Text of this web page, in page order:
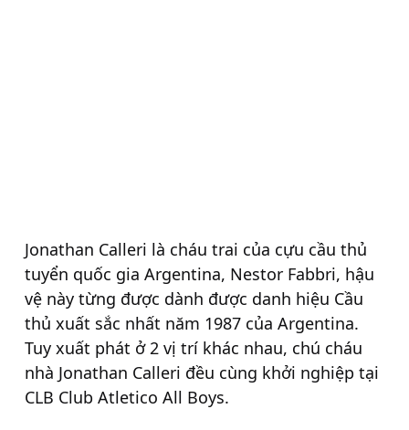
Jonathan Calleri là cháu trai của cựu cầu thủ
tuyển quốc gia Argentina, Nestor Fabbri, hậu
vệ này từng được dành được danh hiệu Cầu
thủ xuất sắc nhất năm 1987 của Argentina.
Tuy xuất phát ở 2 vị trí khác nhau, chú cháu
nhà Jonathan Calleri đều cùng khởi nghiệp tại
CLB Club Atletico All Boys.